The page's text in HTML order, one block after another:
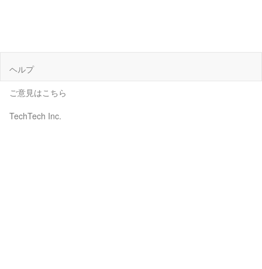
ヘルプ
ご意見はこちら
TechTech Inc.